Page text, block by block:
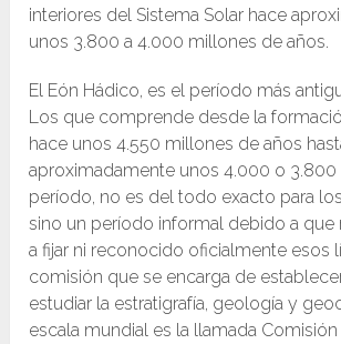
interiores del Sistema Solar hace
unos 3.800 a 4.000 millones de años.
El Eón Hádico, es el período más
Los que comprende desde la
hace unos 4.550 millones de años
aproximadamente unos 4.000 o 3.800
período, no es del todo exacto para
sino un período informal debido a que
a fijar ni reconocido oficialmente esos
comisión que se encarga de
estudiar la estratigrafía, geología y
escala mundial es la llamada Comisión